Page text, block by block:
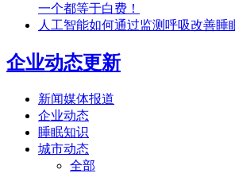
一个都等于白费！
人工智能如何通过监测呼吸改善睡
企业动态更新
新闻媒体报道
企业动态
睡眠知识
城市动态
全部